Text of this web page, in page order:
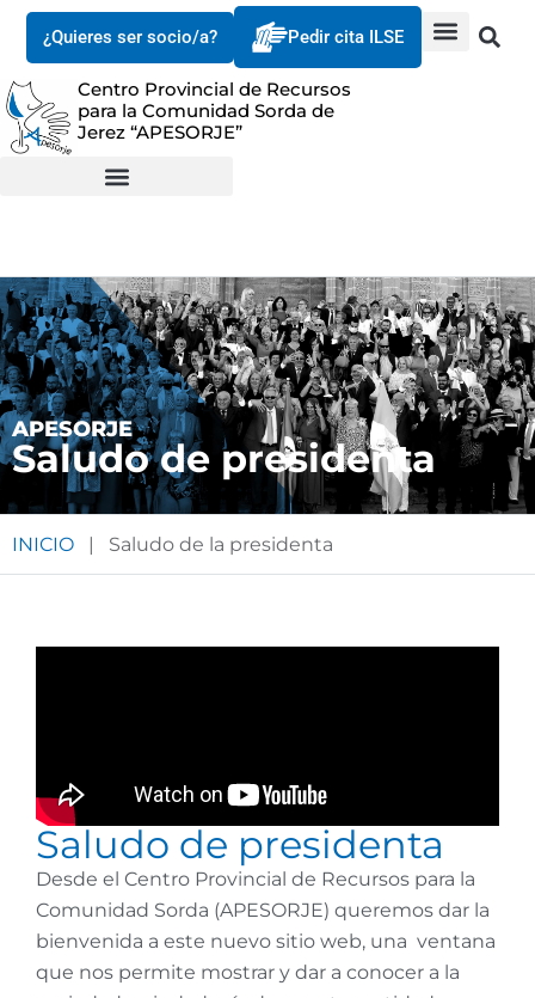
¿Quieres ser socio/a? Pedir cita ILSE
Centro Provincial de Recursos
para la Comunidad Sorda de
Jerez “APESORJE”
APESORJE
Saludo de presidenta
INICIO | Saludo de la presidenta
Saludo de presidenta
Desde el Centro Provincial de Recursos para la
Comunidad Sorda (APESORJE) queremos dar la
bienvenida a este nuevo sitio web, una ventana
que nos permite mostrar y dar a conocer a la